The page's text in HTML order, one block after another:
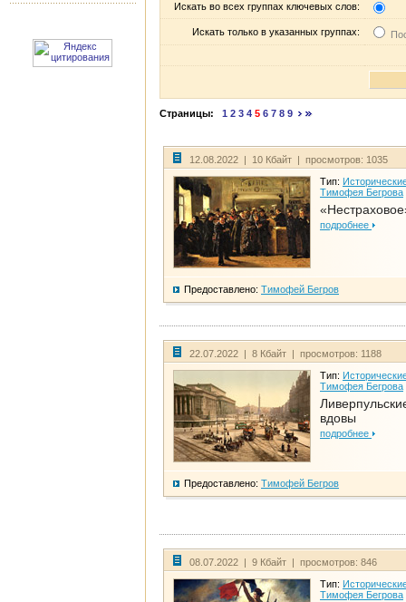
Искать во всех группах ключевых слов:
Искать только в указанных группах:
Страницы: 1 2 3 4 5 6 7 8 9
12.08.2022 | 10 Кбайт | просмотров: 1035
Тип:
Тимофея Бегрова
подробнее
Предоставлено: Тимофей Бегров
22.07.2022 | 8 Кбайт | просмотров: 1188
Тип:
Тимофея Бегрова
вдовы
подробнее
Предоставлено: Тимофей Бегров
08.07.2022 | 9 Кбайт | просмотров: 846
Тип:
Тимофея Бегрова